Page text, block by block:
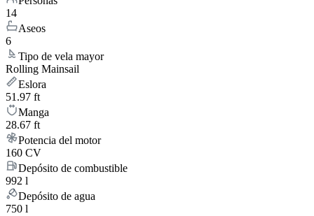
14
Aseos
6
Tipo de vela mayor
Rolling Mainsail
Eslora
51.97 ft
Manga
28.67 ft
Potencia del motor
160 CV
Depósito de combustible
992 l
Depósito de agua
750 l